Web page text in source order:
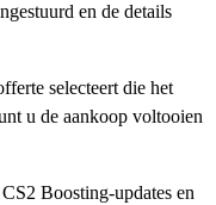
en de details
selecteert die het
u de aankoop voltooien
Boosting-updates en